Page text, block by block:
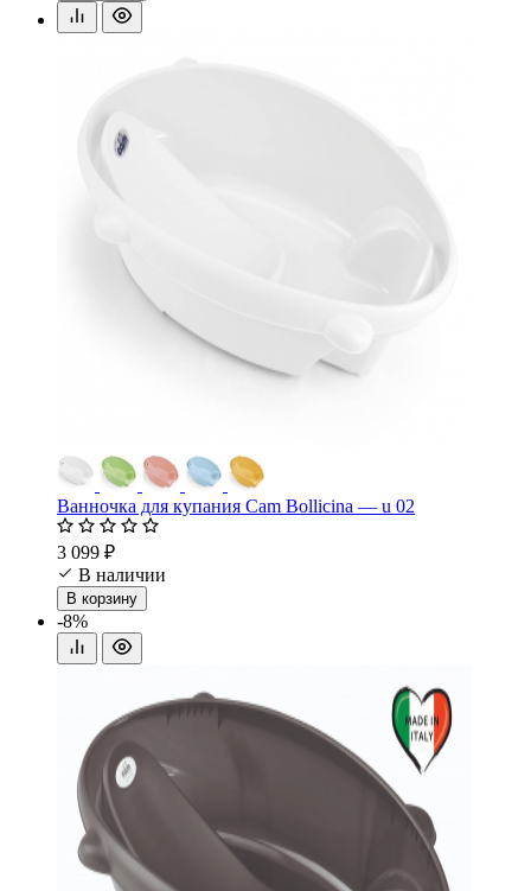
Ванночка для купания Cam Bollicina — u 02
3 099 ₽
В наличии
В корзину
-8%